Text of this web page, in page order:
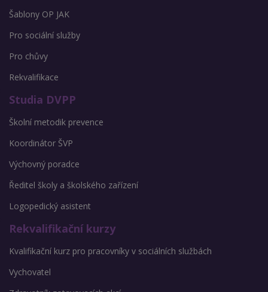
Šablony OP JAK
Pro sociální služby
Pro chůvy
Rekvalifikace
Studia DVPP
Školní metodik prevence
Koordinátor ŠVP
Výchovný poradce
Ředitel školy a školského zařízení
Logopedický asistent
Rekvalifikační kurzy
Kvalifikační kurz pro pracovníky v sociálních službách
Vychovatel